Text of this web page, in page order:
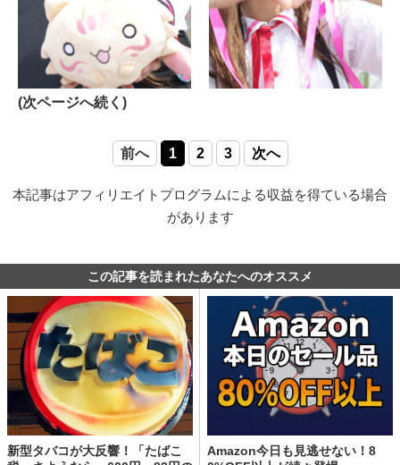
(次ページへ続く)
前へ 1 2 3 次へ
本記事はアフィリエイトプログラムによる収益を得ている場合
があります
この記事を読まれたあなたへのオススメ
新型タバコが大反響！「たばこ
Amazon今日も見逃せない！8